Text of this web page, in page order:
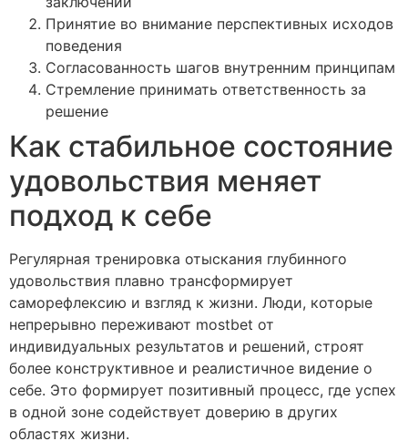
Принятие во внимание перспективных исходов
поведения
Согласованность шагов внутренним принципам
Стремление принимать ответственность за
решение
Как стабильное состояние
удовольствия меняет
подход к себе
Регулярная тренировка отыскания глубинного
удовольствия плавно трансформирует
саморефлексию и взгляд к жизни. Люди, которые
непрерывно переживают mostbet от
индивидуальных результатов и решений, строят
более конструктивное и реалистичное видение о
себе. Это формирует позитивный процесс, где успех
в одной зоне содействует доверию в других
областях жизни.